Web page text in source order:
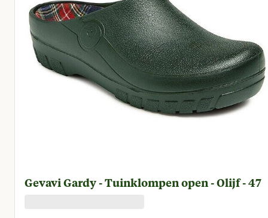
Gevavi Gardy - Tuinklompen open - Olijf - 47